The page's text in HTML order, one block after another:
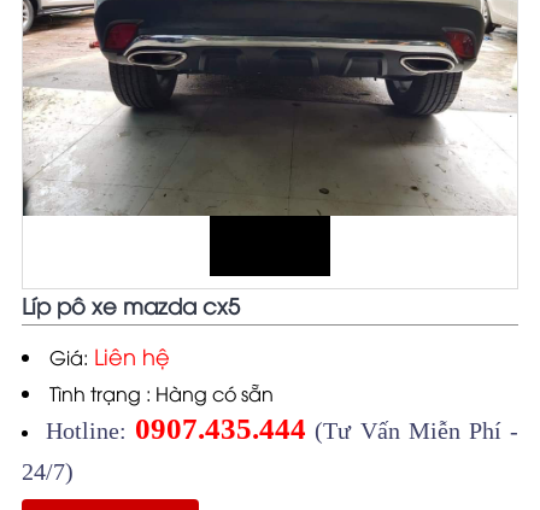
Líp pô xe mazda cx5
Giá: Liên hệ
Tình trạng : Hàng có sẵn
Hotline: 0907.435.444 (Tư Vấn Miễn Phí -
24/7)